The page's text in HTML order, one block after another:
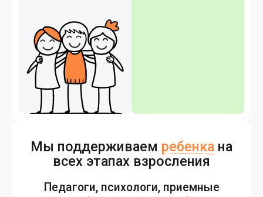
Мы поддерживаем ребенка на
всех этапах взросления
Педагоги, психологи, приемные